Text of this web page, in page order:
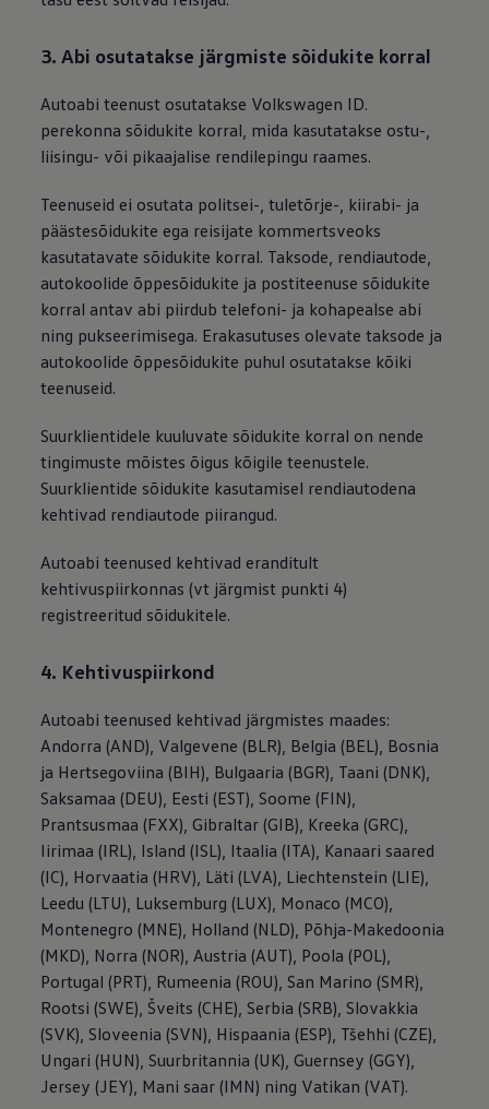
3. Abi osutatakse järgmiste sõidukite korral
Autoabi teenust osutatakse Volkswagen ID.
perekonna sõidukite korral, mida kasutatakse ostu-,
liisingu- või pikaajalise rendilepingu raames.
Teenuseid ei osutata politsei-, tuletõrje-, kiirabi- ja
päästesõidukite ega reisijate kommertsveoks
kasutatavate sõidukite korral. Taksode, rendiautode,
autokoolide õppesõidukite ja postiteenuse sõidukite
korral antav abi piirdub telefoni- ja kohapealse abi
ning pukseerimisega. Erakasutuses olevate taksode ja
autokoolide õppesõidukite puhul osutatakse kõiki
teenuseid.
Suurklientidele kuuluvate sõidukite korral on nende
tingimuste mõistes õigus kõigile teenustele.
Suurklientide sõidukite kasutamisel rendiautodena
kehtivad rendiautode piirangud.
Autoabi teenused kehtivad eranditult
kehtivuspiirkonnas (vt järgmist punkti 4)
registreeritud sõidukitele.
4. Kehtivuspiirkond
Autoabi teenused kehtivad järgmistes maades:
Andorra (AND), Valgevene (BLR), Belgia (BEL), Bosnia
ja Hertsegoviina (BIH), Bulgaaria (BGR), Taani (DNK),
Saksamaa (DEU), Eesti (EST), Soome (FIN),
Prantsusmaa (FXX), Gibraltar (GIB), Kreeka (GRC),
Iirimaa (IRL), Island (ISL), Itaalia (ITA), Kanaari saared
(IC), Horvaatia (HRV), Läti (LVA), Liechtenstein (LIE),
Leedu (LTU), Luksemburg (LUX), Monaco (MCO),
Montenegro (MNE), Holland (NLD), Põhja-Makedoonia
(MKD), Norra (NOR), Austria (AUT), Poola (POL),
Portugal (PRT), Rumeenia (ROU), San Marino (SMR),
Rootsi (SWE), Šveits (CHE), Serbia (SRB), Slovakkia
(SVK), Sloveenia (SVN), Hispaania (ESP), Tšehhi (CZE),
Ungari (HUN), Suurbritannia (UK), Guernsey (GGY),
Jersey (JEY), Mani saar (IMN) ning Vatikan (VAT).